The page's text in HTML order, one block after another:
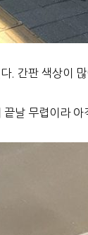
. 간판 색상이
날 무렵이라